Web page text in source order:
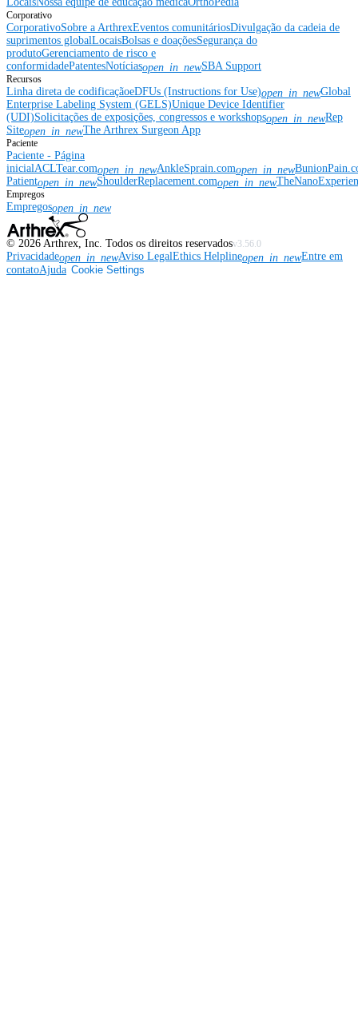
Corporativo
CorporativoSobre a ArthrexEventos comunitáriosDivulgação da cadeia de
suprimentos globalLocaisBolsas e doaçõesSegurança do
produtoGerenciamento de risco e
conformidadePatentesNotíciasopen_in_newSBA Support
Recursos
Linha direta de codificaçãoeDFUs (Instructions for Use)open_in_newGlobal
Enterprise Labeling System (GELS)Unique Device Identifier
(UDI)Solicitações de exposições, congressos e workshopsopen_in_newRep
Siteopen_in_newThe Arthrex Surgeon App
Paciente
Paciente - Página
inicialACLTear.comopen_in_newAnkleSprain.comopen_in_new
Patientopen_in_newShoulderReplacement.comopen_in_new
Empregos
Empregosopen_in_new
© 2026 Arthrex, Inc. Todos os direitos reservadosv3.56.0
Privacidadeopen_in_newAviso LegalEthics Helplineopen_in_newEntre em
contatoAjuda Cookie Settings